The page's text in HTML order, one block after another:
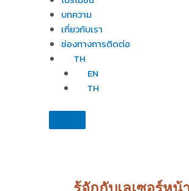
บทความ
เกี่ยวกับเรา
ช่องทางการติดต่อ
TH
EN
TH